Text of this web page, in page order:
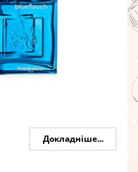
Докладніше...